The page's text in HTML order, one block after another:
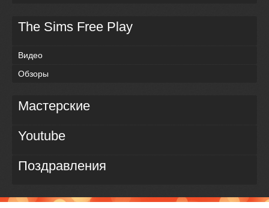
The Sims Free Play
Видео
Обзоры
Мастерские
Youtube
Поздравления